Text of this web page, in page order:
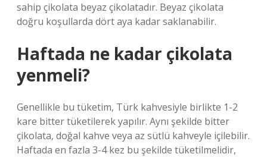
sahip çikolata beyaz çikolatadır. Beyaz çikolata
doğru koşullarda dört aya kadar saklanabilir.
Haftada ne kadar çikolata
yenmeli?
Genellikle bu tüketim, Türk kahvesiyle birlikte 1-2
kare bitter tüketilerek yapılır. Aynı şekilde bitter
çikolata, doğal kahve veya az sütlü kahveyle içilebilir.
Haftada en fazla 3-4 kez bu şekilde tüketilmelidir,